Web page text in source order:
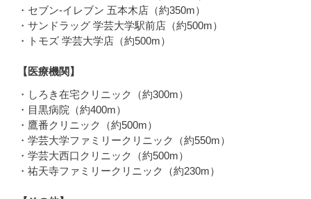
・セブン-イレブン 五本木店（約350m）
・サンドラッグ 学芸大学駅前店（約500m）
・トモズ 学芸大学店（約500m）
【医療機関】
・しろき在宅クリニック（約300m）
・目黒病院（約400m）
・鷹番クリニック（約500m）
・学芸大学ファミリークリニック（約550m）
・学芸大西口クリニック（約500m）
・祐天寺ファミリークリニック（約230m）